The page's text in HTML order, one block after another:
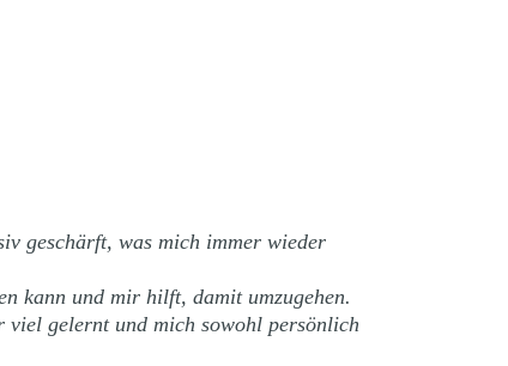
geschärft, was mich immer wieder
kann und mir hilft, damit umzugehen.
gelernt und mich sowohl persönlich